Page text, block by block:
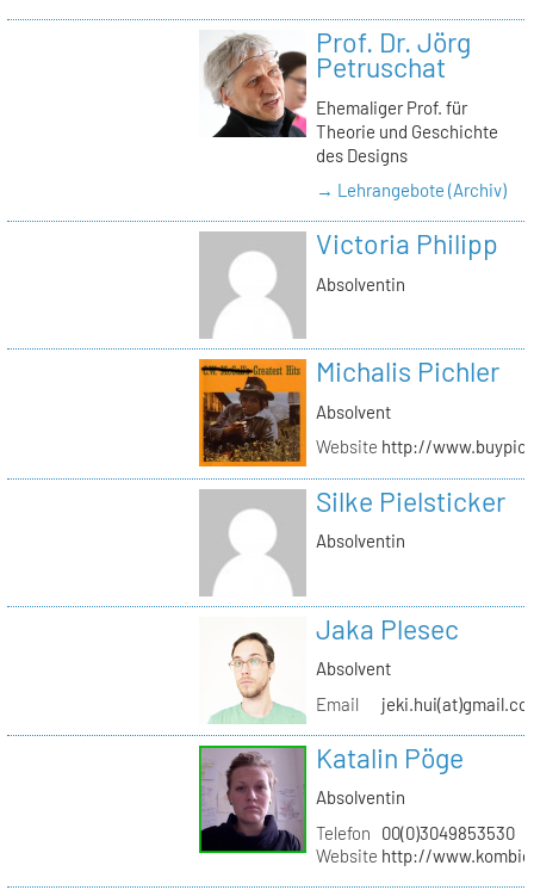
Prof. Dr. Jörg
Petruschat
Ehemaliger Prof. für
Theorie und Geschichte
des Designs
→ Lehrangebote (Archiv)
Victoria Philipp
Absolventin
Michalis Pichler
Absolvent
Website http://
Silke Pielsticker
Absolventin
Jaka Plesec
Absolvent
Email
Katalin Pöge
Absolventin
Telefon
00(0)3049853530
Website http://